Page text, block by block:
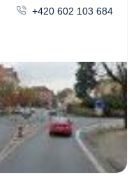
+420 602 103 684